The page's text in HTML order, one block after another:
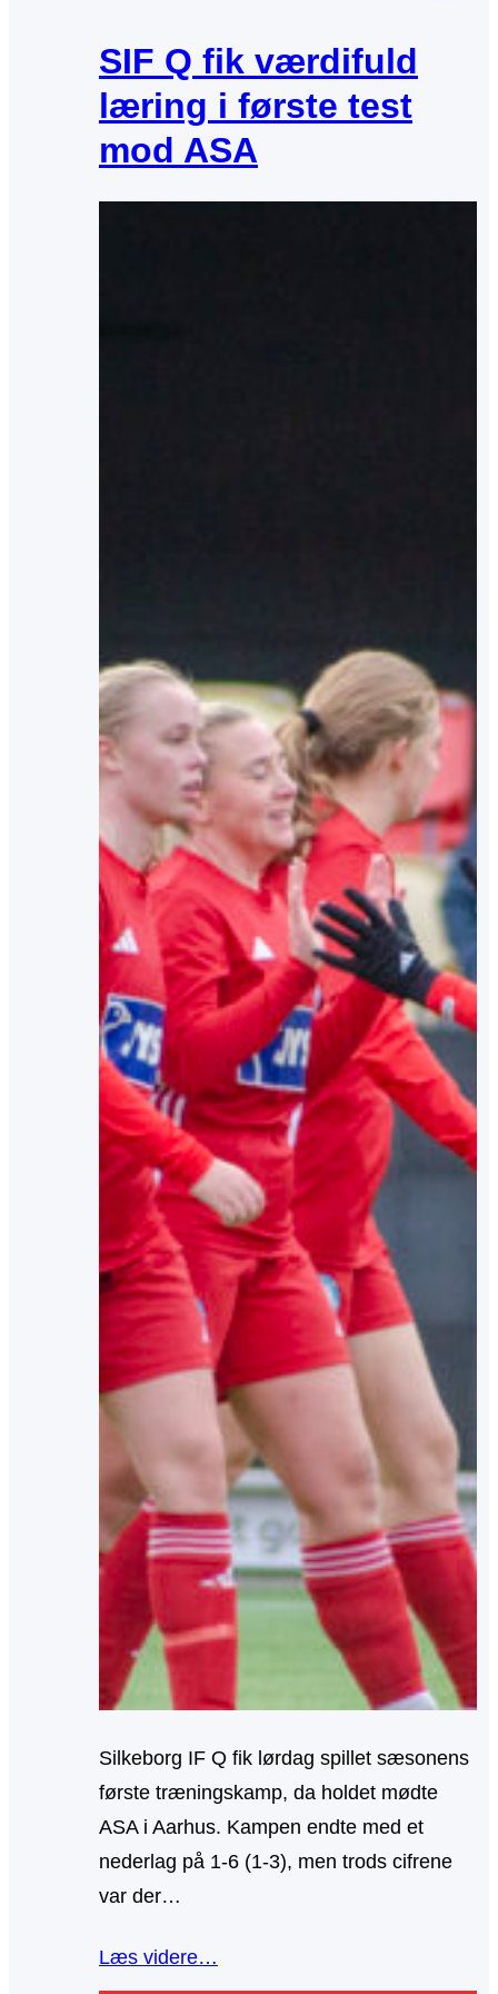
SIF Q fik værdifuld
læring i første test
mod ASA
Silkeborg IF Q fik lørdag spillet sæsonens
første træningskamp, da holdet mødte
ASA i Aarhus. Kampen endte med et
nederlag på 1-6 (1-3), men trods cifrene
var der…
Læs videre…